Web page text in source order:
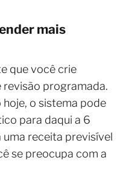
mais
que você crie
revisão programada.
o sistema pode
para daqui a 6
uma receita previsível
se preocupa com a